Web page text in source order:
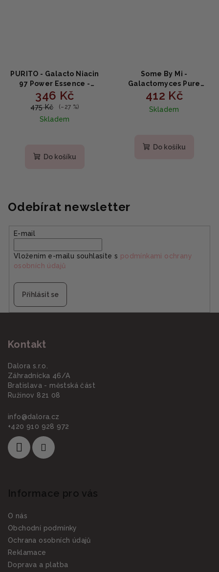
PURITO - Galacto Niacin
97 Power Essence -
esence s
galaktomykózou a
niacinamidem 5% 60ml
346 Kč
475 Kč (–27 %)
Skladem
Do košíku
Some By Mi -
Galactomyces Pure
Vitamin C Glow Serum -
Rozjasňující sérum s
vitaminem C 30ml
412 Kč
Skladem
Do košíku
Odebírat newsletter
E-mail
Vložením e-mailu souhlasíte s podmínkami ochrany
osobních údajů
Přihlásit se
Kontakt
Dalora s.r.o.
Záhradnícka 46/A
Bratislava - městská část
Ružinov 821 08
info@dalora.cz
+420 910 928 972
Informace pro vás
O nás
Obchodní podmínky
Ochrana osobních údajů
Reklamace
Doprava a platba